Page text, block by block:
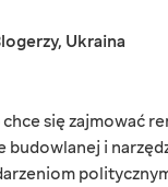
, Ukraina
się zajmować
i